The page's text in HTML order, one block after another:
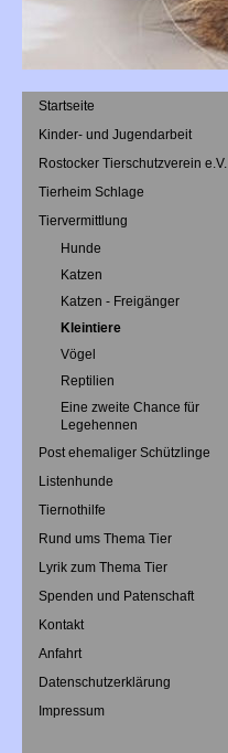
Startseite
Kinder- und Jugendarbeit
Rostocker Tierschutzverein e.V.
Tierheim Schlage
Tiervermittlung
Hunde
Katzen
Katzen - Freigänger
Kleintiere
Vögel
Reptilien
Eine zweite Chance für
Legehennen
Post ehemaliger Schützlinge
Listenhunde
Tiernothilfe
Rund ums Thema Tier
Lyrik zum Thema Tier
Spenden und Patenschaft
Kontakt
Anfahrt
Datenschutzerklärung
Impressum